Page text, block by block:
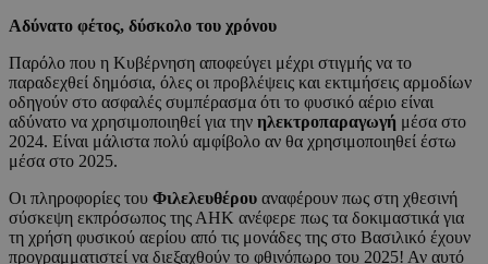
Αδύνατο φέτος, δύσκολο του χρόνου
Παρόλο που η Κυβέρνηση αποφεύγει μέχρι στιγμής να το
παραδεχθεί δημόσια, όλες οι προβλέψεις και εκτιμήσεις αρμοδίων
οδηγούν στο ασφαλές συμπέρασμα ότι το φυσικό αέριο είναι
αδύνατο να χρησιμοποιηθεί για την ηλεκτροπαραγωγή μέσα στο
2024. Είναι μάλιστα πολύ αμφίβολο αν θα χρησιμοποιηθεί έστω
μέσα στο 2025.
Οι πληροφορίες του Φιλελευθέρου αναφέρουν πως στη χθεσινή
σύσκεψη εκπρόσωπος της ΑΗΚ ανέφερε πως τα δοκιμαστικά για
τη χρήση φυσικού αερίου από τις μονάδες της στο Βασιλικό έχουν
προγραμματιστεί να διεξαχθούν το φθινόπωρο του 2025! Αν αυτό